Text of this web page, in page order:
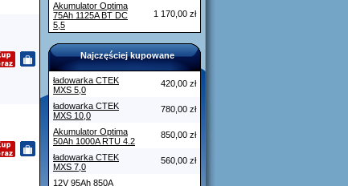
Akumulator Optima
75Ah 1125A BT DC
5,5
1 170,00 zł
Najczęściej kupowane
ładowarka CTEK
MXS 5,0
420,00 zł
ładowarka CTEK
MXS 10,0
780,00 zł
Akumulator Optima
50Ah 1000A RTU 4.2
850,00 zł
ładowarka CTEK
MXS 7,0
560,00 zł
12V 95Ah 850A